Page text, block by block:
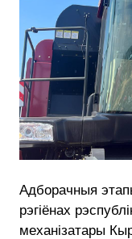
Адборачныя
рэгіёнах
механізатары